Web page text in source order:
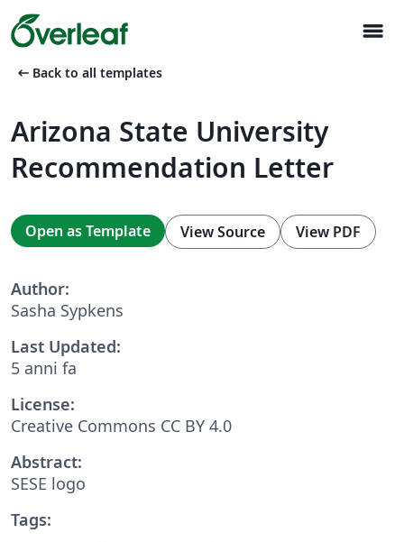
menu
arrow_left_alt Back to all templates
Arizona State University
Recommendation Letter
Open as Template View Source View PDF
Author:
Sasha Sypkens
Last Updated:
5 anni fa
License:
Creative Commons CC BY 4.0
Abstract:
SESE logo
Tags: